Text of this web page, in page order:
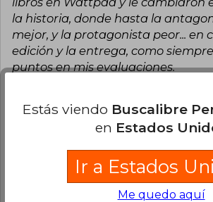
la historia, donde hasta la
mejor, y la protagonista peor... en
edición y la entrega, como
puntos en mis evaluaciones.
Maria Laura Charris
Compra Verificada
Me encantó
Estás viendo Buscalibre
en Estados
Ir a Estados
Me quedo aquí